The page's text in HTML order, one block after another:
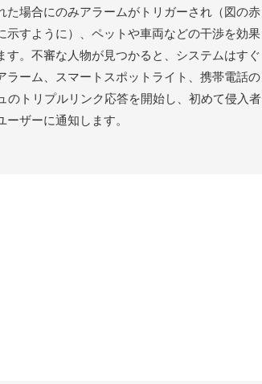
た場合にのみアラームがトリガーされ（図の赤
示すように）、ペットや車両などの干渉を効果
す。不審な人物が見つかると、システムはすぐ
ラーム、スマートスポットライト、携帯電話の
のトリプルリンク応答を開始し、初めて侵入者
ーザーに通知します。